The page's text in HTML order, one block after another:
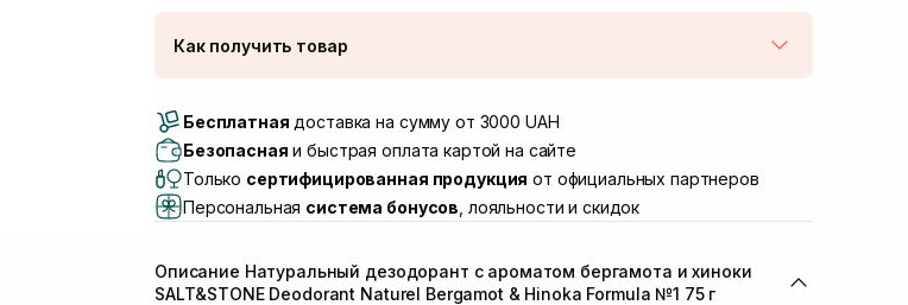
Как получить товар
Самовывоз г. Луцк, Винниченка 4
Самовывоз г. Львов, ул. Академика Подстригача, 1В (Duck's
Самовывоз Львов (Ивана Франко 36) В наличии
Самовывоз г. Львов ул. Степана Бандеры 43 В наличии
Самовывоз г. Ровно, ул. Кулика и Гудачека 23 (ТЦ Экватор) Нет в наличии!
Бесплатная доставка на сумму от 3000 UAH
Безопасная и быстрая оплата картой на сайте
Только сертифицированная продукция от официальных партнеров
Персональная система бонусов , лояльности и скидок
Описание Натуральный дезодорант с ароматом бергамота и хиноки
SALT&STONE Deodorant Naturel Bergamot & Hinoka Formula №1 75 г